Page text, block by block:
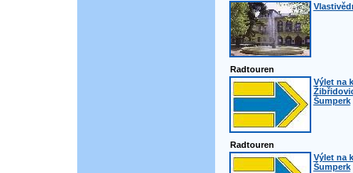
Radtouren
Výlet na
Šumperk
Radtouren
Výlet na
Šumperk